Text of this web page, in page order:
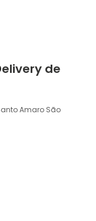
de
Amaro São